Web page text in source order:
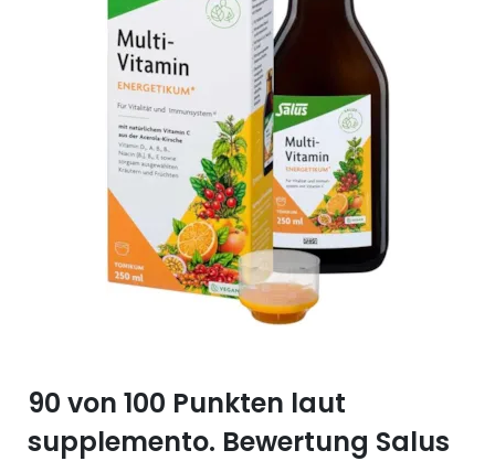
Selen (Se)
Silicium (Si)
Zink (Zn)
Vitamin B12
Vitamin C
Vitamin D
Vitamin E
Vitamin K
Vitamin Q (Q10)
90 von 100 Punkten laut
supplemento. Bewertung Salus